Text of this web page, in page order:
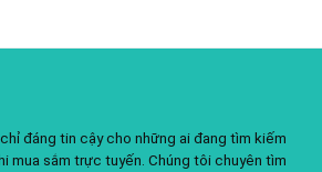
đáng tin cậy cho những ai đang tìm kiếm
mua sắm trực tuyến. Chúng tôi chuyên tìm